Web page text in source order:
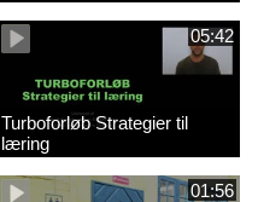
05:42
Turboforløb Strategier til
læring
01:56